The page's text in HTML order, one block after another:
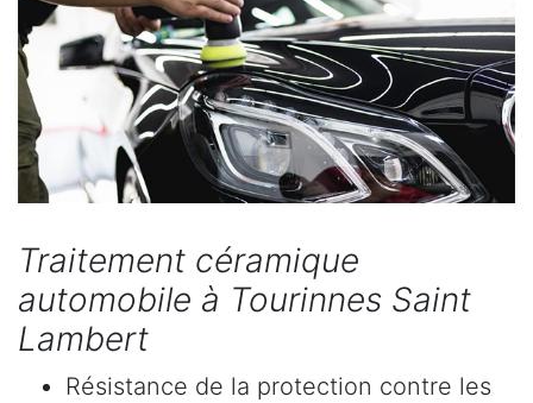
Traitement céramique
automobile à Tourinnes Saint
Lambert
Résistance de la protection contre les